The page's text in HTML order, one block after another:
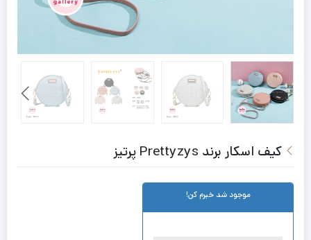
کیف اسکار برند Prettyzys پرتیز
موجود شد خبرم کن!